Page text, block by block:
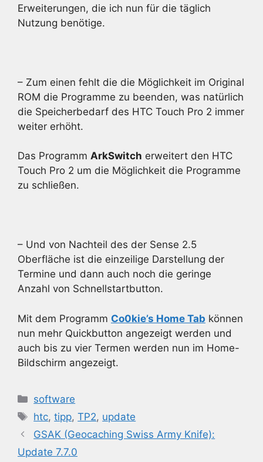
Erweiterungen, die ich nun für die täglich
Nutzung benötige.
– Zum einen fehlt die die Möglichkeit im Original
ROM die Programme zu beenden, was natürlich
die Speicherbedarf des HTC Touch Pro 2 immer
weiter erhöht.
Das Programm ArkSwitch erweitert den HTC
Touch Pro 2 um die Möglichkeit die Programme
zu schließen.
– Und von Nachteil des der Sense 2.5
Oberfläche ist die einzeilige Darstellung der
Termine und dann auch noch die geringe
Anzahl von Schnellstartbutton.
Mit dem Programm Co0kie’s Home Tab können
nun mehr Quickbutton angezeigt werden und
auch bis zu vier Termen werden nun im Home-
Bildschirm angezeigt.
Kategorien
software
Schlagwörter
htc,tipp,TP2, update
GSAK (Geocaching Swiss Army Knife):
Update 7.7.0